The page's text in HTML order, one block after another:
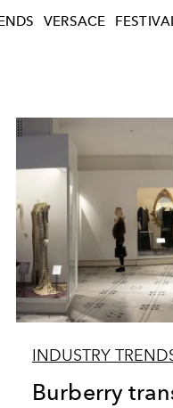
VERSACE
INDUSTRY
Burberry